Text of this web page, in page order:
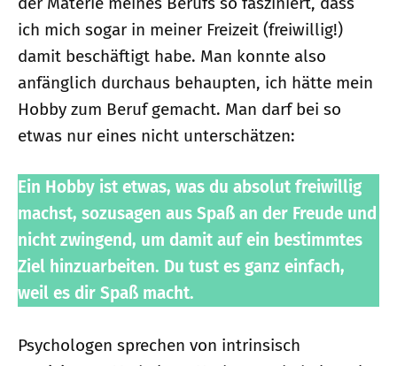
ich mich sogar in meiner Freizeit (freiwillig!)
damit beschäftigt habe. Man konnte also
anfänglich durchaus behaupten, ich hätte mein
Hobby zum Beruf gemacht. Man darf bei so
etwas nur eines nicht unterschätzen:
Ein Hobby ist etwas, was du absolut freiwillig
machst, so­zu­sagen aus Spaß an der Freude und
nicht zwingend, um damit auf ein bestimmtes
Ziel hinzu­arbeiten. Du tust es ganz einfach,
weil es dir Spaß macht.
Psychologen sprechen von intrinsisch